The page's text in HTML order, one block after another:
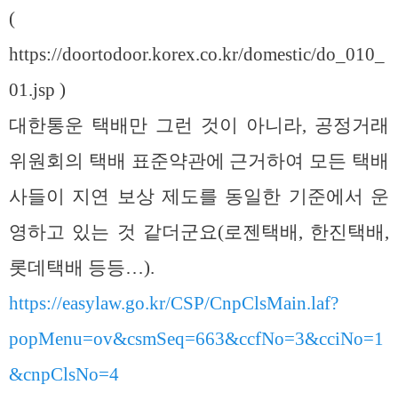
(
https://doortodoor.korex.co.kr/domestic/do_010_
01.jsp )
대한통운 택배만 그런 것이 아니라, 공정거래
위원회의 택배 표준약관에 근거하여 모든 택배
사들이 지연 보상 제도를 동일한 기준에서 운
영하고 있는 것 같더군요(로젠택배, 한진택배,
롯데택배 등등…).
https://easylaw.go.kr/CSP/CnpClsMain.laf?
popMenu=ov&csmSeq=663&ccfNo=3&cciNo=1
&cnpClsNo=4